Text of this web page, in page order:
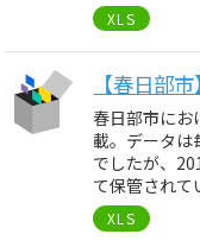
XLS
【春日部
春日部市にお
載。データは
でしたが、
て保管されて
XLS